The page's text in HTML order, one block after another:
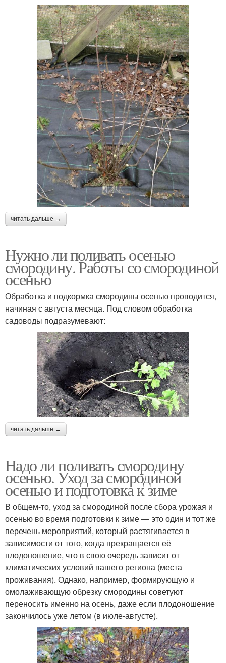
читать дальше →
Нужно ли поливать осенью
смородину. Работы со смородиной
осенью
Обработка и подкормка смородины осенью проводится,
начиная с августа месяца. Под словом обработка
садоводы подразумевают:
читать дальше →
Надо ли поливать смородину
осенью. Уход за смородиной
осенью и подготовка к зиме
В общем-то, уход за смородиной после сбора урожая и
осенью во время подготовки к зиме — это один и тот же
перечень мероприятий, который растягивается в
зависимости от того, когда прекращается её
плодоношение, что в свою очередь зависит от
климатических условий вашего региона (места
проживания). Однако, например, формирующую и
омолаживающую обрезку смородины советуют
переносить именно на осень, даже если плодоношение
закончилось уже летом (в июле-августе).